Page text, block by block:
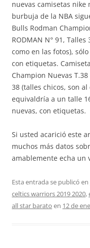
nuevas camisetas
burbuja de la NBA
Bulls Rodman
RODMAN N° 91,
como en las fotos),
con etiquetas.
Champion Nuevas
38 (talles chicos, son
equivaldría a un talle
nuevas, con etiquetas.
Si usted acarició este
muchos más datos
amablemente echa un
Esta entrada se publicó en
celtics warriors 2019 2020,
all star barato en 12 de